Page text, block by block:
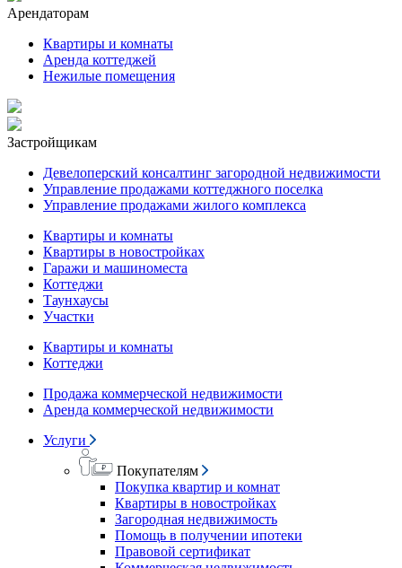
Арендаторам
Квартиры и комнаты
Аренда коттеджей
Нежилые помещения
Застройщикам
Девелоперский консалтинг загородной недвижимости
Управление продажами коттеджного поселка
Управление продажами жилого комплекса
Квартиры и комнаты
Квартиры в новостройках
Гаражи и машиноместа
Коттеджи
Таунхаусы
Участки
Квартиры и комнаты
Коттеджи
Продажа коммерческой недвижимости
Аренда коммерческой недвижимости
Услуги
Покупателям
Покупка квартир и комнат
Квартиры в новостройках
Загородная недвижимость
Помощь в получении ипотеки
Правовой сертификат